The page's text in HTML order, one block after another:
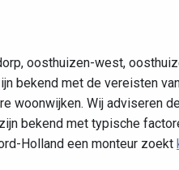
oosthuizen-west,
bekend met de vereisten
Wij adviseren
bekend met typische
Holland een monteur zoekt